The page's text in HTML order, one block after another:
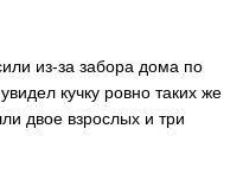
из-за забора дома по
кучку ровно таких же
двое взрослых и три